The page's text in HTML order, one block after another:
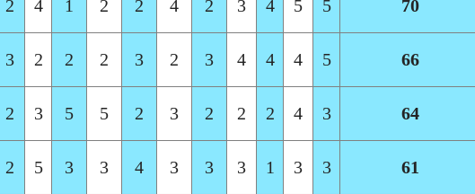
2 4 1 2 2 4 2 3 4 5 5 70
3 2 2 2 3 2 3 4 4 4 5 66
2 3 5 5 2 3 2 2 2 4 3 64
2 5 3 3 4 3 3 3 1 3 3 61